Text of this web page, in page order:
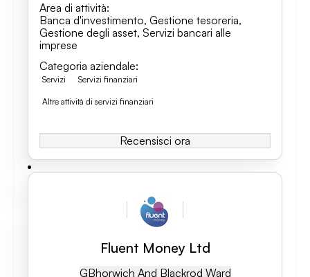
Area di attività:
Banca d'investimento, Gestione tesoreria,
Gestione degli asset, Servizi bancari alle
imprese
Categoria aziendale:
Servizi Servizi finanziari
Altre attività di servizi finanziari
Recensisci ora
Fluent Money Ltd
GBHorwich And Blackrod Ward